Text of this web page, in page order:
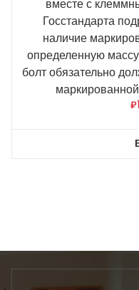
вместе с
Госстандарта
наличие
определенную
болт обязательно
₽